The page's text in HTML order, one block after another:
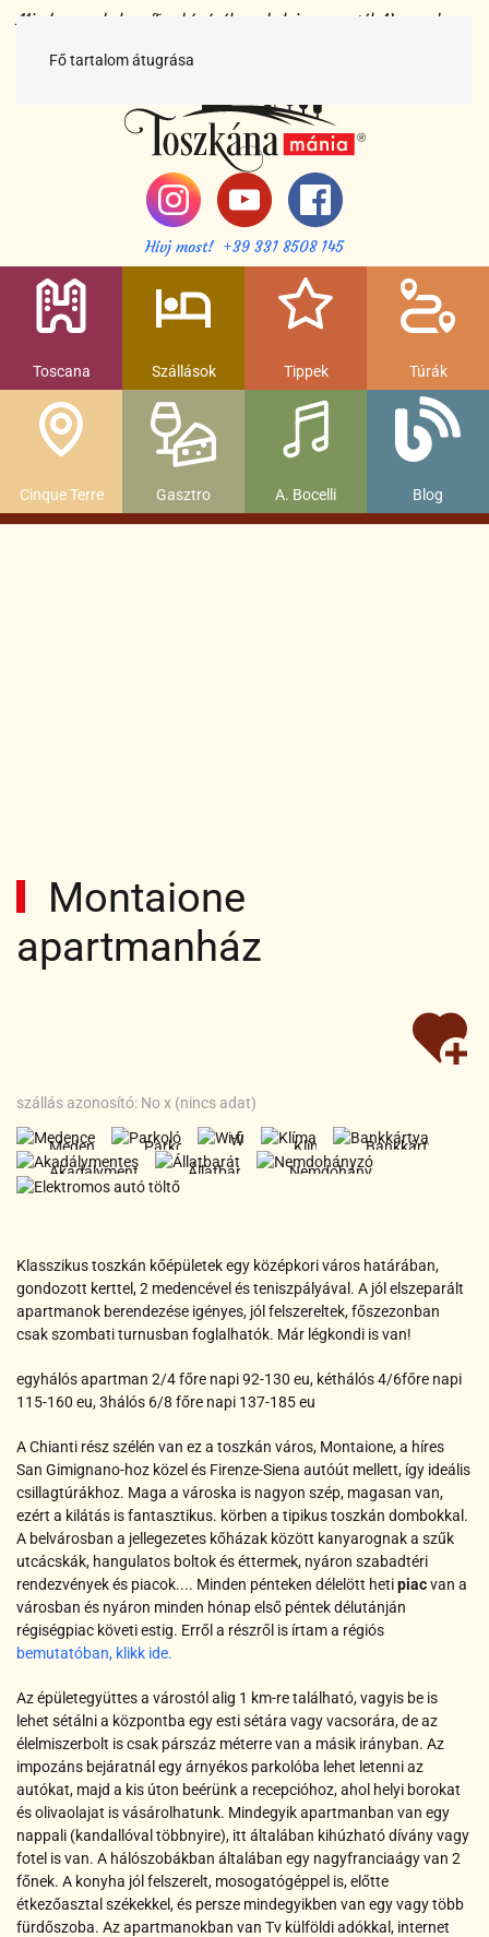
Fő tartalom átugrása
Minden egy helyen Toszkánáról egy helyi magyartól. Nemcsak a
és gasztronomia....
Hívj most! +39 331 8508 145
Toscana Szállások Tippek Túrák
Cinque Terre Gasztro A. Bocelli Blog
Montaione
apartmanház
szállás azonosító: No x (nincs adat)
Medence
Medence
Medence
Parkoló
Parkoló
Parkoló
fi
Wi-
fi
Klíma Bankkártya
Akadálymentes
Akadálymentes
Állatbarát
Állatbarát
Nemdohányzó
Nemdohányzó
Elektromos
autó
töltő
Elektromos
autó töltő
Klasszikus toszkán kőépületek egy középkori város határában,
gondozott kerttel, 2 medencével és teniszpályával. A jól elszeparált
apartmanok berendezése igényes, jól felszereltek, főszezonban
csak szombati turnusban foglalhatók. Már légkondi is van!
egyhálós apartman 2/4 főre napi 92-130 eu, kéthálós 4/6főre napi
115-160 eu, 3hálós 6/8 főre napi 137-185 eu
A Chianti rész szélén van ez a toszkán város, Montaione, a híres
San Gimignano-hoz közel és Firenze-Siena autóút mellett, így ideális
csillagtúrákhoz. Maga a városka is nagyon szép, magasan van,
ezért a kilátás is fantasztikus. körben a tipikus toszkán dombokkal.
A belvárosban a jellegezetes kőházak között kanyarognak a szűk
utcácskák, hangulatos boltok és éttermek, nyáron szabadtéri
rendezvények és piacok.... Minden pénteken délelött hetipiacvan a
városban és nyáron minden hónap első péntek délutánján
régiségpiac követi estig. Erről a részről is írtam a régiós
bemutatóban, klikk ide.
Az épületegyüttes a várostól alig 1 km-re található, vagyis be is
lehet sétálni a központba egy esti sétára vagy vacsorára, de az
élelmiszerbolt is csak párszáz méterre van a másik irányban. Az
impozáns bejáratnál egy árnyékos parkolóba lehet letenni az
autókat, majd a kis úton beérünk a recepcióhoz, ahol helyi borokat
és olivaolajat is vásárolhatunk. Mindegyik apartmanban van egy
nappali (kandallóval többnyire), itt általában kihúzható dívány vagy
fotel is van. A hálószobákban általában egy nagyfranciaágy van 2
főnek. A konyha jól felszerelt, mosogatógéppel is, előtte
étkezőasztal székekkel, és persze mindegyikben van egy vagy több
fürdőszoba. Az apartmanokban van Tv külföldi adókkal, internet